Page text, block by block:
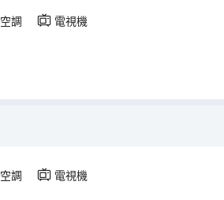
空調 電視機
空調 電視機